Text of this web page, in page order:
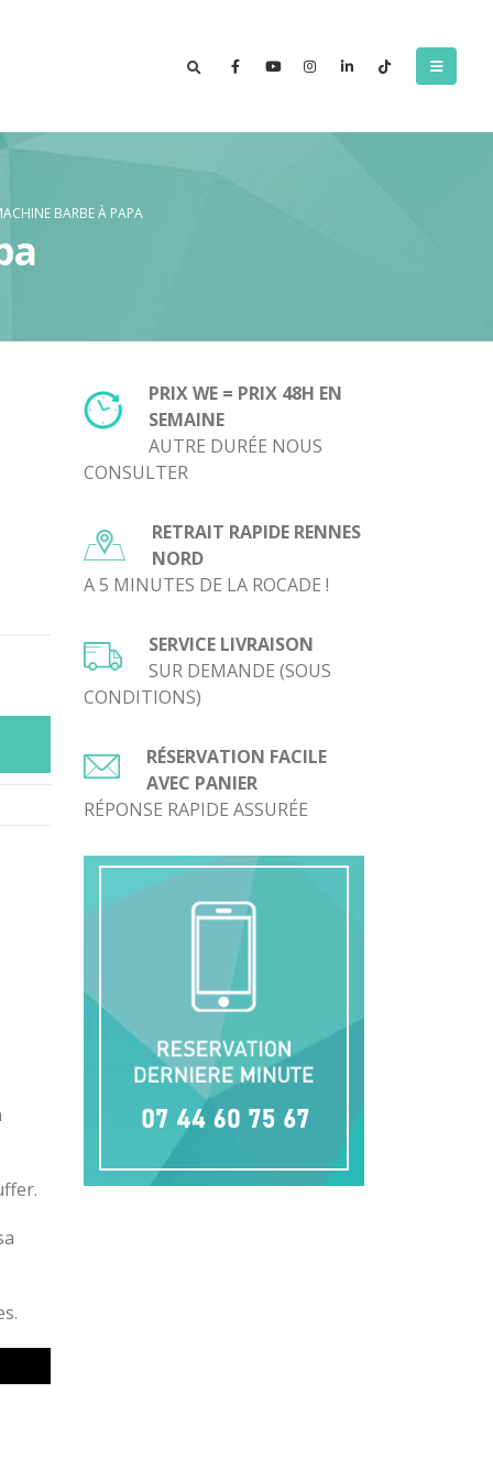
BARBE À PAPA
PRIX WE = PRIX 48H EN
SEMAINE
AUTRE DURÉE NOUS
CONSULTER
RETRAIT RAPIDE RENNES
NORD
A 5 MINUTES DE LA ROCADE !
SERVICE LIVRAISON
SUR DEMANDE (SOUS
CONDITIONS)
RÉSERVATION FACILE
AVEC PANIER
RÉPONSE RAPIDE ASSURÉE